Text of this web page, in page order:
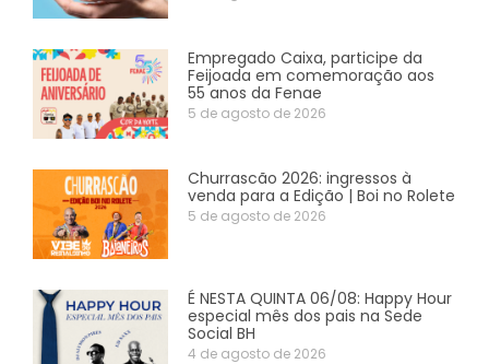
Empregado Caixa, participe da
Feijoada em comemoração aos
55 anos da Fenae
5 de agosto de 2026
Churrascão 2026: ingressos à
venda para a Edição | Boi no Rolete
5 de agosto de 2026
É NESTA QUINTA 06/08: Happy Hour
especial mês dos pais na Sede
Social BH
4 de agosto de 2026